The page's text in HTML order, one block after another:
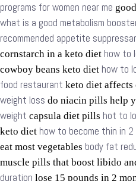
programs for women near me
what is a good metabolism
recommended appetite
cornstarch in a keto diet how to
cowboy beans keto diet how to
food restaurant keto diet
weight loss do niacin pills help
weight capsula diet pills hot to
keto diet how to become thin in 2
eat most vegetables body fat
muscle pills that boost libido
duration lose 15 pounds in 2